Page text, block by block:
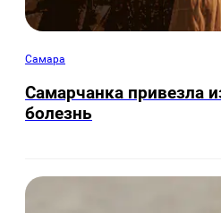
Самара
Самарчанка привезла
болезнь